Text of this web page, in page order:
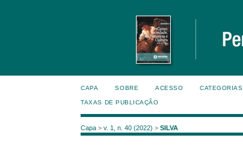
CAPA SOBRE ACESSO CATEGORIAS
TAXAS DE PUBLICAÇÃO
Capa >v. 1, n. 40 (2022) >SILVA